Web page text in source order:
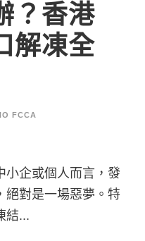
？香港
解凍全
FCCA
小企或個人而言，發
絕對是一場惡夢。特
結...